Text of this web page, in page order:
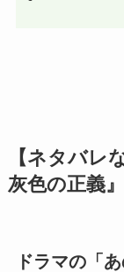
【ネタバレ
灰色の正義
ドラマの「